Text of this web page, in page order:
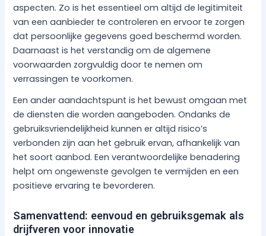
aspecten. Zo is het essentieel om altijd de legitimiteit
van een aanbieder te controleren en ervoor te zorgen
dat persoonlijke gegevens goed beschermd worden.
Daarnaast is het verstandig om de algemene
voorwaarden zorgvuldig door te nemen om
verrassingen te voorkomen.
Een ander aandachtspunt is het bewust omgaan met
de diensten die worden aangeboden. Ondanks de
gebruiksvriendelijkheid kunnen er altijd risico’s
verbonden zijn aan het gebruik ervan, afhankelijk van
het soort aanbod. Een verantwoordelijke benadering
helpt om ongewenste gevolgen te vermijden en een
positieve ervaring te bevorderen.
Samenvattend: eenvoud en gebruiksgemak als
drijfveren voor innovatie